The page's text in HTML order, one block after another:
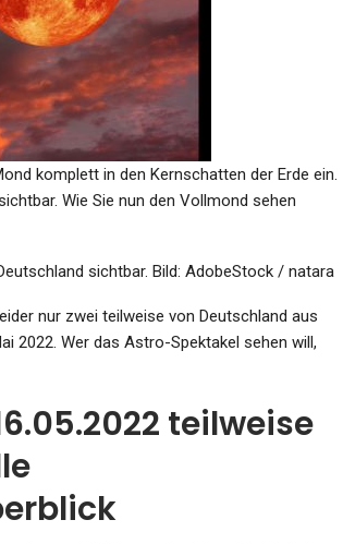
komplett in den Kernschatten der Erde ein.
Wie Sie nun den Vollmond sehen
sichtbar. Bild: AdobeStock / natara
nur zwei teilweise von Deutschland aus
2022. Wer das Astro-Spektakel sehen will,
teilweise
KULTUR
Mehr Streamen, Weniger
Zahlen: Warum Anbieter-
Hopping Das…
Admin Aug 23, 2023
SPORT
„Ich Wäre Fast Zu Bayern…